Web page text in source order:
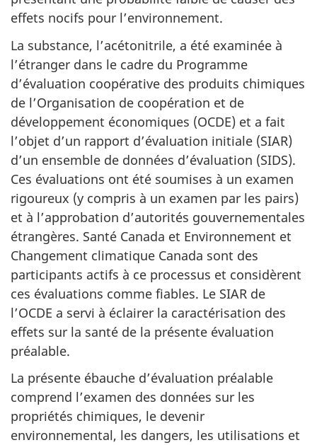
effets nocifs pour l’environnement.
La substance, l’acétonitrile, a été examinée à
l’étranger dans le cadre du Programme
d’évaluation coopérative des produits chimiques
de l’Organisation de coopération et de
développement économiques (OCDE) et a fait
l’objet d’un rapport d’évaluation initiale (SIAR)
d’un ensemble de données d’évaluation (SIDS).
Ces évaluations ont été soumises à un examen
rigoureux (y compris à un examen par les pairs)
et à l’approbation d’autorités gouvernementales
étrangères. Santé Canada et Environnement et
Changement climatique Canada sont des
participants actifs à ce processus et considèrent
ces évaluations comme fiables. Le SIAR de
l’OCDE a servi à éclairer la caractérisation des
effets sur la santé de la présente évaluation
préalable.
La présente ébauche d’évaluation préalable
comprend l’examen des données sur les
propriétés chimiques, le devenir
environnemental, les dangers, les utilisations et